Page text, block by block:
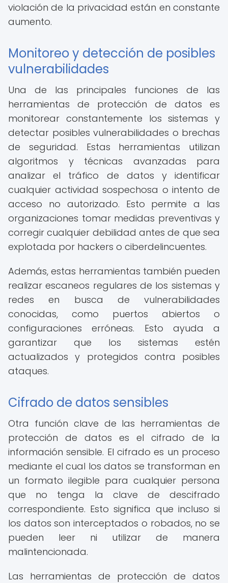
violación de la privacidad están en constante
aumento.
Monitoreo y detección de posibles
vulnerabilidades
Una de las principales funciones de las
herramientas de protección de datos es
monitorear constantemente los sistemas y
detectar posibles vulnerabilidades o brechas
de seguridad. Estas herramientas utilizan
algoritmos y técnicas avanzadas para
analizar el tráfico de datos y identificar
cualquier actividad sospechosa o intento de
acceso no autorizado. Esto permite a las
organizaciones tomar medidas preventivas y
corregir cualquier debilidad antes de que sea
explotada por hackers o ciberdelincuentes.
Además, estas herramientas también pueden
realizar escaneos regulares de los sistemas y
redes en busca de vulnerabilidades
conocidas, como puertos abiertos o
configuraciones erróneas. Esto ayuda a
garantizar que los sistemas estén
actualizados y protegidos contra posibles
ataques.
Cifrado de datos sensibles
Otra función clave de las herramientas de
protección de datos es el cifrado de la
información sensible. El cifrado es un proceso
mediante el cual los datos se transforman en
un formato ilegible para cualquier persona
que no tenga la clave de descifrado
correspondiente. Esto significa que incluso si
los datos son interceptados o robados, no se
pueden leer ni utilizar de manera
malintencionada.
Las herramientas de protección de datos